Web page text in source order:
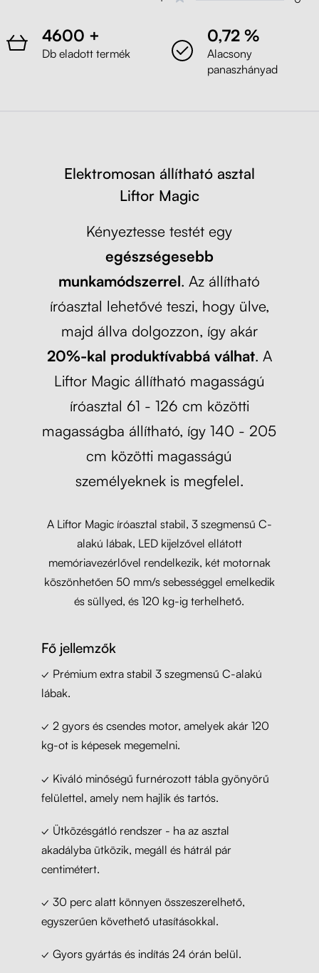
4600 +
Db eladott termék
0,72 %
Alacsony
panaszhányad
Elektromosan állítható asztal
LiftorMagic
Kényeztesse testét egy
egészségesebb
munkamódszerrel. Az állítható
íróasztal lehetővé teszi, hogy ülve,
majd állva dolgozzon, így akár
20%-kal produktívabbá válhat. A
Liftor Magic állítható magasságú
íróasztal 61 - 126 cm közötti
magasságba állítható, így 140 - 205
cm közötti magasságú
személyeknek is megfelel.
A Liftor Magic íróasztal stabil, 3 szegmensű C-
alakú lábak, LED kijelzővel ellátott
memóriavezérlővel rendelkezik, két motornak
köszönhetően 50 mm/s sebességgel emelkedik
és süllyed, és 120 kg-ig terhelhető.
Fő jellemzők
✓ Prémium extra stabil 3 szegmensű C-alakú
lábak.
✓ 2 gyors és csendes motor, amelyek akár 120
kg-ot is képesek megemelni.
✓ Kiváló minőségű furnérozott tábla gyönyörű
felülettel, amely nem hajlik és tartós.
✓ Ütközésgátló rendszer - ha az asztal
akadályba ütközik, megáll és hátrál pár
centimétert.
✓ 30 perc alatt könnyen összeszerelhető,
egyszerűen követhető utasításokkal.
✓ Gyors gyártás és indítás 24 órán belül.